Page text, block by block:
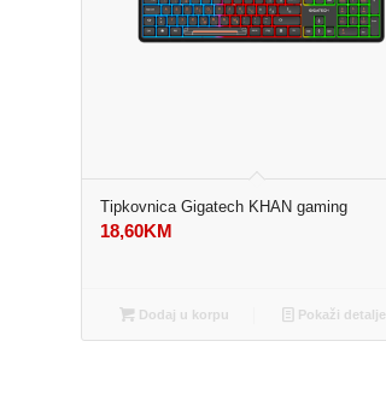
Tipkovnica Gigatech KHAN gaming
18,60KM
Dodaj u korpu Pokaži detalje